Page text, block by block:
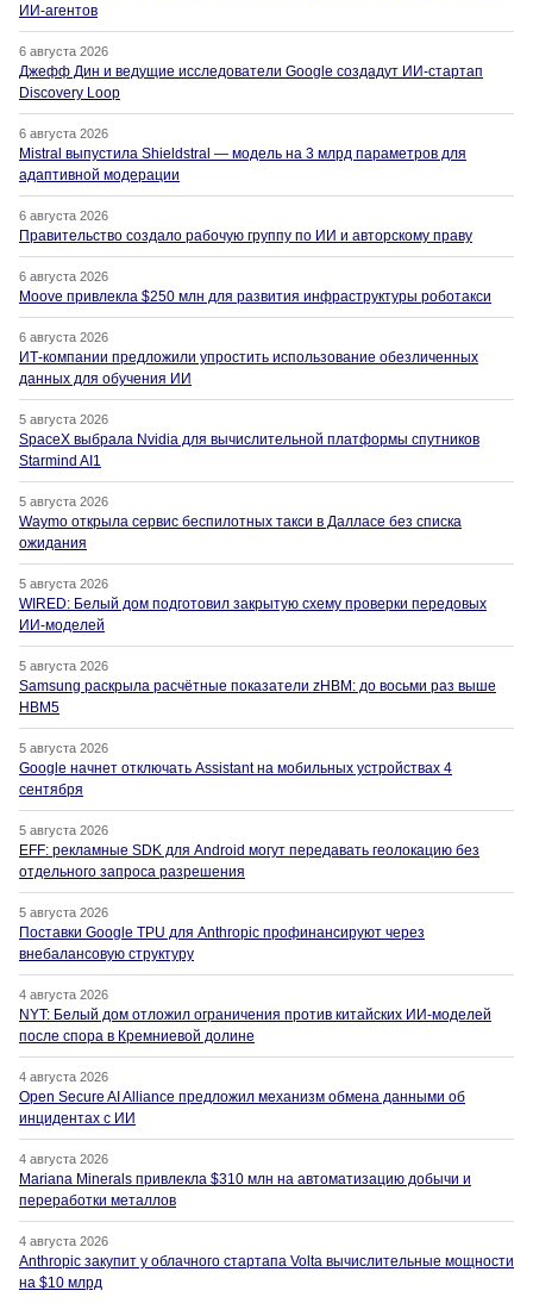
ИИ-агентов
6 августа 2026
Джефф Дин и ведущие исследователи Google создадут ИИ-стартап
Discovery Loop
6 августа 2026
Mistral выпустила Shieldstral — модель на 3 млрд параметров для
адаптивной модерации
6 августа 2026
Правительство создало рабочую группу по ИИ и авторскому праву
6 августа 2026
Moove привлекла $250 млн для развития инфраструктуры роботакси
6 августа 2026
ИТ-компании предложили упростить использование обезличенных
данных для обучения ИИ
5 августа 2026
SpaceX выбрала Nvidia для вычислительной платформы спутников
Starmind AI1
5 августа 2026
Waymo открыла сервис беспилотных такси в Далласе без списка
ожидания
5 августа 2026
WIRED: Белый дом подготовил закрытую схему проверки передовых
ИИ-моделей
5 августа 2026
Samsung раскрыла расчётные показатели zHBM: до восьми раз выше
HBM5
5 августа 2026
Google начнет отключать Assistant на мобильных устройствах 4
сентября
5 августа 2026
EFF: рекламные SDK для Android могут передавать геолокацию без
отдельного запроса разрешения
5 августа 2026
Поставки Google TPU для Anthropic профинансируют через
внебалансовую структуру
4 августа 2026
NYT: Белый дом отложил ограничения против китайских ИИ-моделей
после спора в Кремниевой долине
4 августа 2026
Open Secure AI Alliance предложил механизм обмена данными об
инцидентах с ИИ
4 августа 2026
Mariana Minerals привлекла $310 млн на автоматизацию добычи и
переработки металлов
4 августа 2026
Anthropic закупит у облачного стартапа Volta вычислительные мощности
на $10 млрд